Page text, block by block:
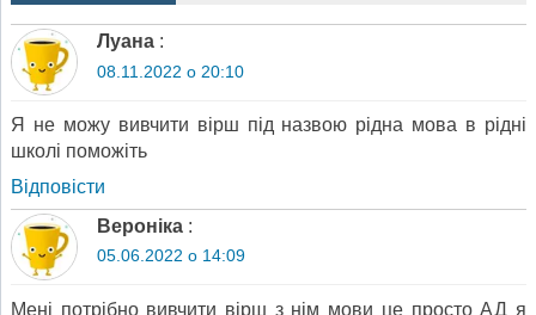
Луана :
08.11.2022 о 20:10
Я не можу вивчити вірш під назвою рідна мова в рідні
школі поможіть
Відповіcти
Вероніка :
05.06.2022 о 14:09
Мені потрібно вивчити вірш з нім мови це просто АД я